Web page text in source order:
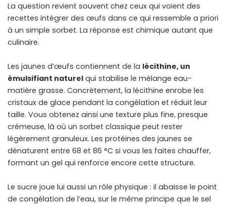
La question revient souvent chez ceux qui voient des
recettes intégrer des œufs dans ce qui ressemble a priori
à un simple sorbet. La réponse est chimique autant que
culinaire.
Les jaunes d’œufs contiennent de la lécithine, un
émulsifiant naturel qui stabilise le mélange eau-
matière grasse. Concrètement, la lécithine enrobe les
cristaux de glace pendant la congélation et réduit leur
taille. Vous obtenez ainsi une texture plus fine, presque
crémeuse, là où un sorbet classique peut rester
légèrement granuleux. Les protéines des jaunes se
dénaturent entre 68 et 86 °C si vous les faites chauffer,
formant un gel qui renforce encore cette structure.
Le sucre joue lui aussi un rôle physique : il abaisse le point
de congélation de l’eau, sur le même principe que le sel